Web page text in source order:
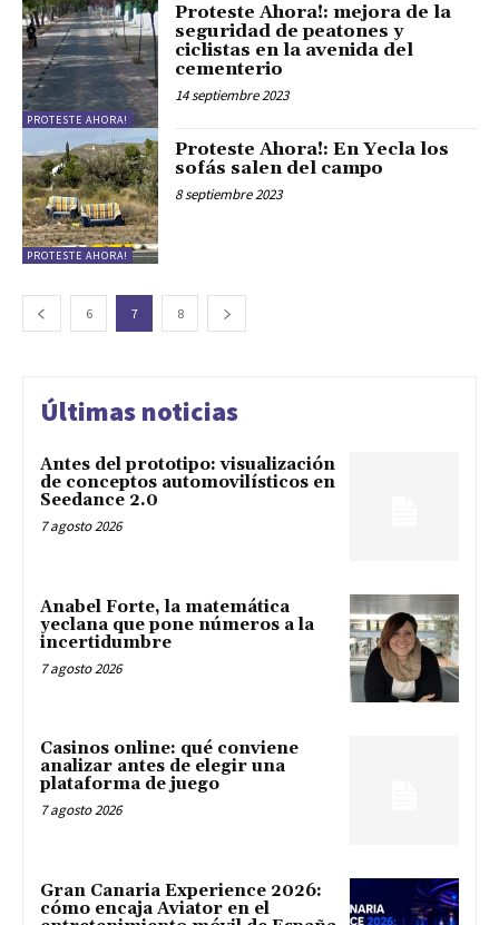
PROTESTE AHORA!
Proteste Ahora!: mejora de la
seguridad de peatones y
ciclistas en la avenida del
cementerio
14 septiembre 2023
PROTESTE AHORA!
Proteste Ahora!: En Yecla los
sofás salen del campo
8 septiembre 2023
6 7 8
Últimas noticias
Antes del prototipo: visualización
de conceptos automovilísticos en
Seedance 2.0
7 agosto 2026
Anabel Forte, la matemática
yeclana que pone números a la
incertidumbre
7 agosto 2026
Casinos online: qué conviene
analizar antes de elegir una
plataforma de juego
7 agosto 2026
Gran Canaria Experience 2026:
cómo encaja Aviator en el